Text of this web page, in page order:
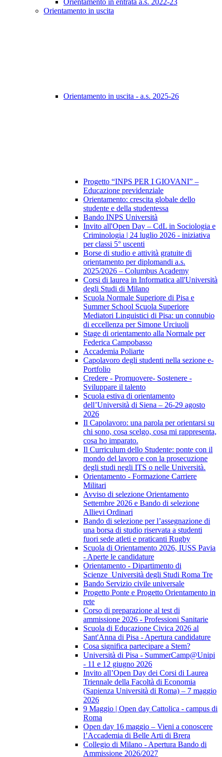
Orientamento in entrata a.s. 2022-23
Orientamento in uscita
Orientamento in uscita - a.s. 2025-26
Progetto “INPS PER I GIOVANI” –
Educazione previdenziale
Orientamento: crescita globale dello
studente e della studentessa
Bando INPS Università
Invito all'Open Day – CdL in Sociologia e
Criminologia | 24 luglio 2026 - iniziativa
per classi 5° uscenti
Borse di studio e attività gratuite di
orientamento per diplomandi a.s.
2025/2026 – Columbus Academy
Corsi di laurea in Informatica all'Università
degli Studi di Milano
Scuola Normale Superiore di Pisa e
Summer School Scuola Superiore
Mediatori Linguistici di Pisa: un connubio
di eccellenza per Simone Urciuoli
Stage di orientamento alla Normale per
Federica Campobasso
Accademia Poliarte
Capolavoro degli studenti nella sezione e-
Portfolio
Credere - Promuovere- Sostenere -
Sviluppare il talento
Scuola estiva di orientamento
dell’Università di Siena – 26-29 agosto
2026
Il Capolavoro: una parola per orientarsi su
chi sono, cosa scelgo, cosa mi rappresenta,
cosa ho imparato.
Il Curriculum dello Studente: ponte con il
mondo del lavoro e con la prosecuzione
degli studi negli ITS o nelle Università.
Orientamento - Formazione Carriere
Militari
Avviso di selezione Orientamento
Settembre 2026 e Bando di selezione
Allievi Ordinari
Bando di selezione per l’assegnazione di
una borsa di studio riservata a studenti
fuori sede atleti e praticanti Rugby
Scuola di Orientamento 2026, IUSS Pavia
- Aperte le candidature
Orientamento - Dipartimento di
Scienze_Università degli Studi Roma Tre
Bando Servizio civile universale
Progetto Ponte e Progetto Orientamento in
rete
Corso di preparazione al test di
ammissione 2026 - Professioni Sanitarie
Scuola di Educazione Civica 2026 al
Sant'Anna di Pisa - Apertura candidature
Cosa significa partecipare a Stem?
Università di Pisa - SummerCamp@Unipi
- 11 e 12 giugno 2026
Invito all’Open Day dei Corsi di Laurea
Triennale della Facoltà di Economia
(Sapienza Università di Roma) – 7 maggio
2026
9 Maggio | Open day Cattolica - campus di
Roma
Open day 16 maggio – Vieni a conoscere
l’Accademia di Belle Arti di Brera
Collegio di Milano - Apertura Bando di
Ammissione 2026/2027